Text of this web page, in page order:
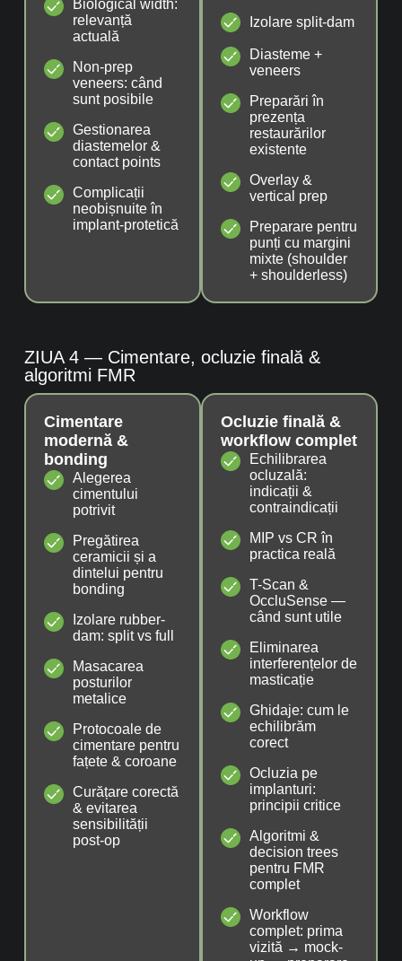
Biological width:
relevanță
actuală
Non-prep
veneers: când
sunt posibile
Gestionarea
diastemelor &
contact points
Complicații
neobișnuite în
implant-protetică
Izolare split-dam
Diasteme +
veneers
Preparări în
prezența
restaurărilor
existente
Overlay &
vertical prep
Preparare pentru
punți cu margini
mixte (shoulder
+ shoulderless)
ZIUA 4 — Cimentare, ocluzie finală &
algoritmi FMR
Cimentare
modernă &
bonding
Alegerea
cimentului
potrivit
Pregătirea
ceramicii și a
dintelui pentru
bonding
Izolare rubber-
dam: split vs full
Masacarea
posturilor
metalice
Protocoale de
cimentare pentru
fațete & coroane
Curățare corectă
& evitarea
sensibilității
post-op
Ocluzie finală &
workflow complet
Echilibrarea
ocluzală:
indicații &
contraindicații
MIP vs CR în
practica reală
T-Scan &
OccluSense —
când sunt utile
Eliminarea
interferențelor de
masticație
Ghidaje: cum le
echilibrăm
corect
Ocluzia pe
implanturi:
principii critice
Algoritmi &
decision trees
pentru FMR
complet
Workflow
complet: prima
vizită → mock-